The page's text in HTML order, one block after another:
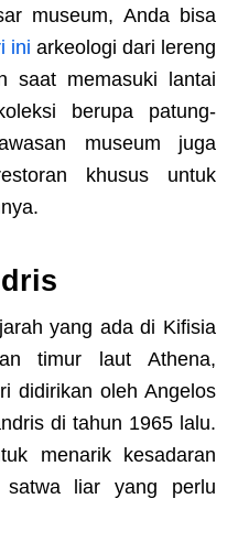
museum, Anda bisa
ini arkeologi dari lereng
saat memasuki lantai
berupa patung-
museum juga
khusus untuk
yang ada di Kifisia
timur laut Athena,
didirikan oleh Angelos
di tahun 1965 lalu.
menarik kesadaran
satwa liar yang perlu